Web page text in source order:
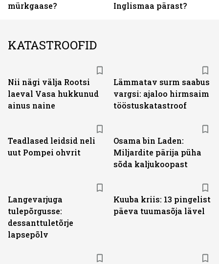
mürkgaase?
Inglismaa pärast?
KATASTROOFID
Nii nägi välja Rootsi
laeval Vasa hukkunud
ainus naine
Lämmatav surm saabus
vargsi: ajaloo hirmsaim
tööstuskatastroof
Teadlased leidsid neli
uut Pompei ohvrit
Osama bin Laden:
Miljardite pärija püha
sõda kaljukoopast
Langevarjuga
tulepõrgusse:
dessanttuletõrje
lapsepõlv
Kuuba kriis: 13 pingelist
päeva tuumasõja lävel